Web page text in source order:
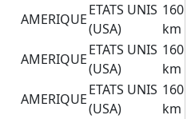
AMERIQUE
ETATS UNIS
(USA)
160
km
AMERIQUE
ETATS UNIS
(USA)
160
km
AMERIQUE
ETATS UNIS
(USA)
160
km